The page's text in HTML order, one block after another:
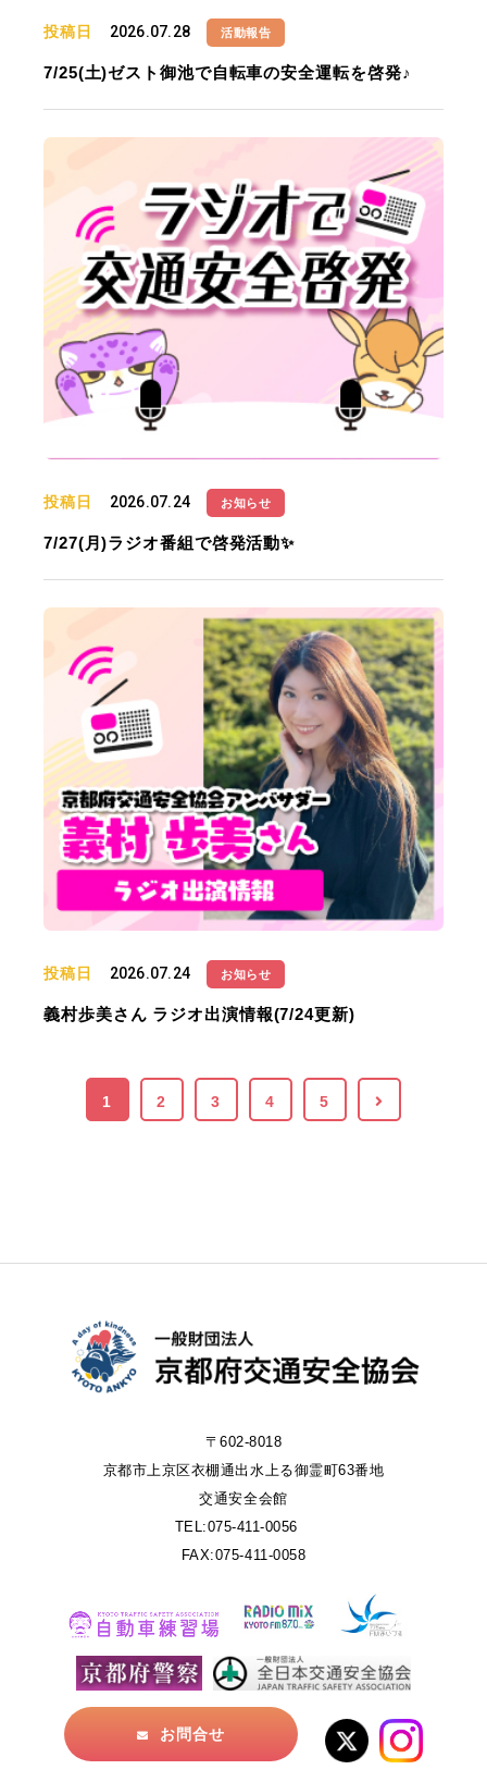
投稿日 2026.07.28 活動報告
7/25(土)ゼスト御池で自転車の安全運転を啓発♪
投稿日 2026.07.24 お知らせ
7/27(月)ラジオ番組で啓発活動✨
投稿日 2026.07.24 お知らせ
義村歩美さん ラジオ出演情報(7/24更新)
1 2 3 4 5
〒602-8018
京都市上京区衣棚通出水上る御霊町63番地
交通安全会館
TEL:075-411-0056
FAX:075-411-0058
お問合せ